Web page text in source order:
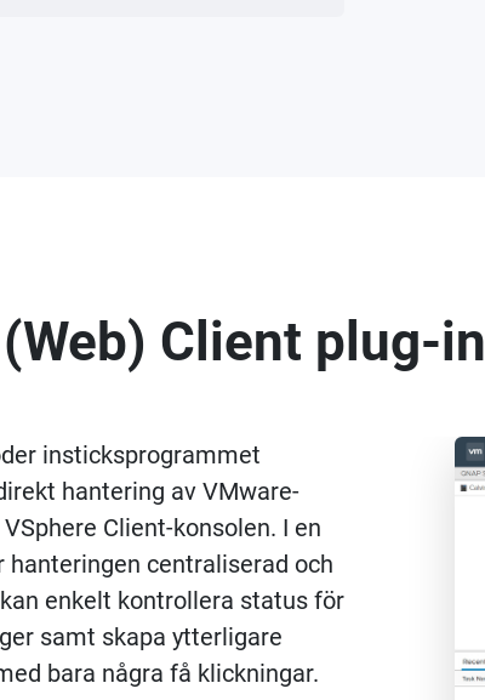
Client plug-in
insticksprogrammet
hantering av VMware-
Client-konsolen. I en
centraliserad och
enkelt kontrollera status för
samt skapa ytterligare
bara några få klickningar.